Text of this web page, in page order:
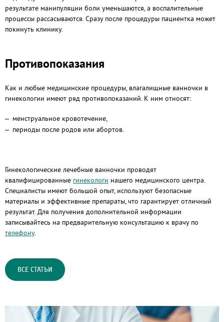
результате манипуляции боли уменьшаются, а воспалительные
процессы рассасываются. Сразу после процедуры пациентка может
покинуть клинику.
Противопоказания
Как и любые медицинские процедуры, влагалищные ванночки в
гинекологии имеют ряд противопоказаний. К ним относят:
менструальное кровотечение,
периоды после родов или абортов.
Гинекологические лечебные ванночки проводят
квалифицированные гинекологи нашего медицинского центра.
Специалисты имеют большой опыт, используют безопасные
материалы и эффективные препараты, что гарантирует отличный
результат. Для получения дополнительной информации
записывайтесь на предварительную консультацию к врачу по
телефону.
ВСЕ СТАТЬИ